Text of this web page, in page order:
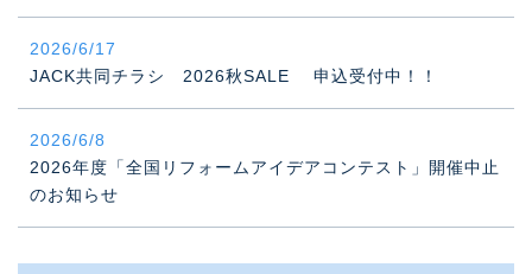
2026/6/17
JACK共同チラシ 2026秋SALE 申込受付中！！
2026/6/8
2026年度「全国リフォームアイデアコンテスト」開催中止
のお知らせ